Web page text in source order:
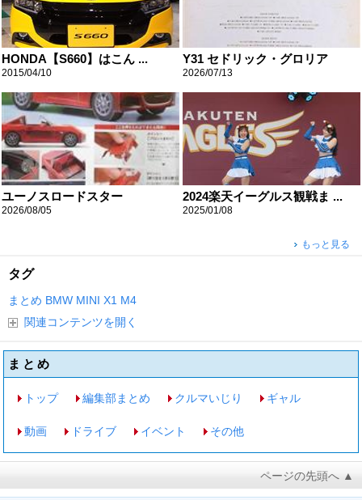
HONDA【S660】はこん ...
2015/04/10
Y31 セドリック・グロリア
2026/07/13
ユーノスロードスター
2026/08/05
2024楽天イーグルス観戦ま ...
2025/01/08
もっと見る
タグ
まとめ BMW MINI X1 M4
関連コンテンツを開く
まとめ
トップ 編集部まとめ クルマいじり ギャル
動画 ドライブ イベント その他
ページの先頭へ ▲